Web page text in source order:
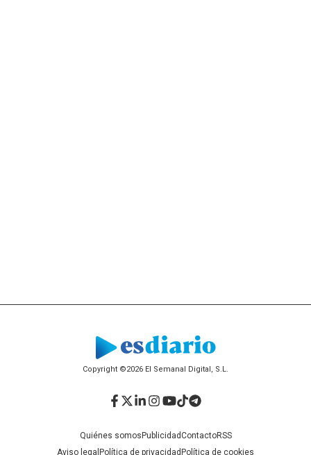
Copyright ©2026 El Semanal Digital, S.L.
Quiénes somosPublicidadContactoRSS
Aviso legal Política de privacidadPolítica de cookies
Facebook
Twitter
LinkedIn
Instagram
YouTube
TikTok
Telegram